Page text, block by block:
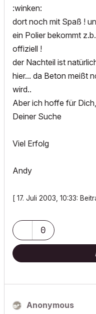
:winken:
dort noch mit Spaß !
ein Polier bekommt
offiziell !
der Nachteil ist
hier... da Beton meißt
wird..
Aber ich hoffe für
Deiner Suche
Viel Erfolg
Andy
[ 17. Juli 2003, 10:33:
0
Anonymous